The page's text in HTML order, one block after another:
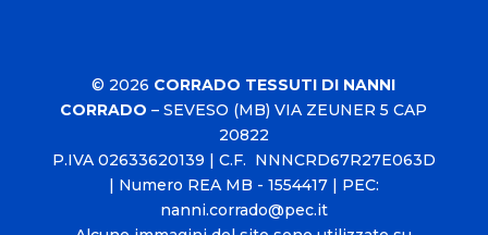
© 2026 CORRADO TESSUTI DI NANNI
CORRADO –SEVESO (MB) VIA ZEUNER 5 CAP
20822
P.IVA 02633620139 | C.F. NNNCRD67R27E063D
| Numero REA MB - 1554417 | PEC:
nanni.corrado@pec.it